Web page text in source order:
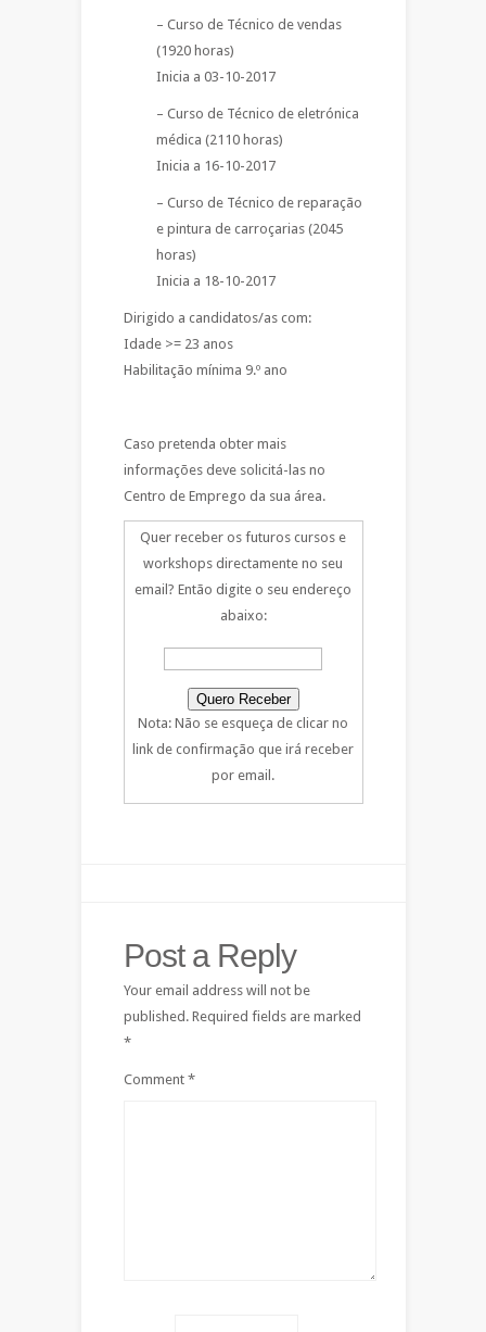
– Curso de Técnico de vendas
(1920 horas)
Inicia a 03-10-2017
– Curso de Técnico de eletrónica
médica (2110 horas)
Inicia a 16-10-2017
– Curso de Técnico de reparação
e pintura de carroçarias (2045
horas)
Inicia a 18-10-2017
Dirigido a candidatos/as com:
Idade >= 23 anos
Habilitação mínima 9.º ano
Caso pretenda obter mais
informações deve solicitá-las no
Centro de Emprego da sua área.
Quer receber os futuros cursos e
workshops directamente no seu
email? Então digite o seu endereço
abaixo:
Nota: Não se esqueça de clicar no
link de confirmação que irá receber
por email.
Post a Reply
Your email address will not be
published. Required fields are marked
*
Comment *